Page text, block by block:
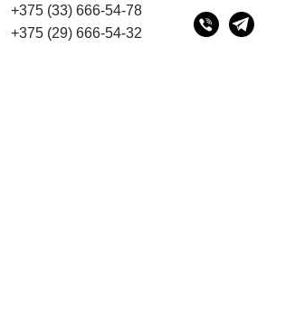
32
78
16, офис № 15 2-й этаж,